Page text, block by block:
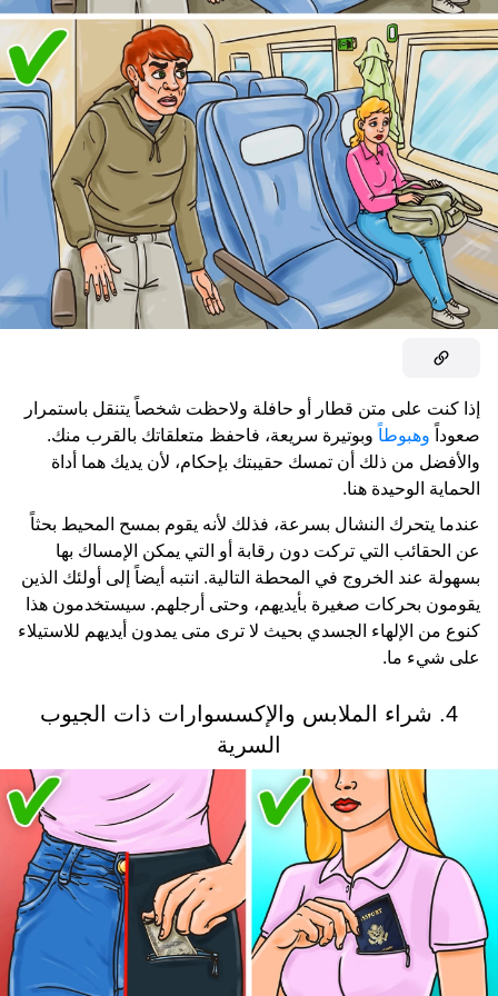
إذا كنت على متن قطار أو حافلة ولاحظت شخصاً يتنقل باستمرار
صعوداً وهبوطاً وبوتيرة سريعة، فاحفظ متعلقاتك بالقرب منك.
والأفضل من ذلك أن تمسك حقيبتك بإحكام، لأن يديك هما أداة
الحماية الوحيدة هنا.
عندما يتحرك النشال بسرعة، فذلك لأنه يقوم بمسح المحيط بحثاً
عن الحقائب التي تركت دون رقابة أو التي يمكن الإمساك بها
بسهولة عند الخروج في المحطة التالية. انتبه أيضاً إلى أولئك الذين
يقومون بحركات صغيرة بأيديهم، وحتى أرجلهم. سيستخدمون هذا
كنوع من الإلهاء الجسدي بحيث لا ترى متى يمدون أيديهم للاستيلاء
على شيء ما.
4. شراء الملابس والإكسسوارات ذات الجيوب
السرية